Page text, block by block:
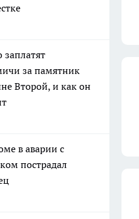
заплатят
за памятник
Второй, и как он
в аварии с
пострадал